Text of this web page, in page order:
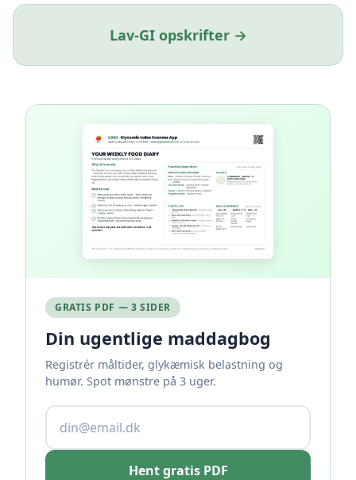
Lav-GI opskrifter →
GRATIS PDF — 3 SIDER
Din ugentlige maddagbog
Registrér måltider, glykæmisk belastning og
humør. Spot mønstre på 3 uger.
Hent gratis PDF